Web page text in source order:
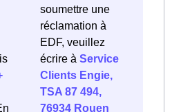
soumettre une
réclamation à
EDF, veuillez
écrire à Service
Clients Engie,
TSA 87 494,
76934 Rouen